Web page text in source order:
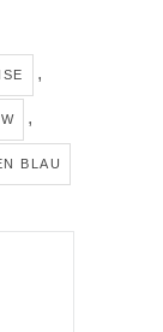
,
,
BLAU